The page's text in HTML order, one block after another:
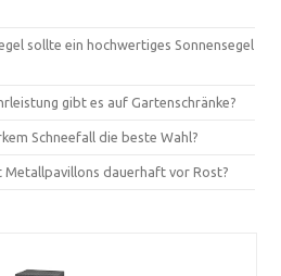
sollte ein hochwertiges Sonnensegel
gibt es auf Gartenschränke?
Schneefall die beste Wahl?
Metallpavillons dauerhaft vor Rost?